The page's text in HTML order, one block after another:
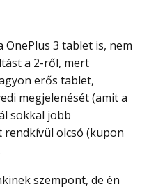
3 tablet is, nem
a 2-ről, mert
erős tablet,
megjelenését (amit a
sokkal jobb
rendkívül olcsó (kupon